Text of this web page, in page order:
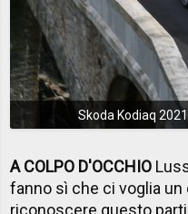
Skoda Kodiaq
A COLPO D'OCCHIO
fanno sì che ci voglia
riconoscere questo